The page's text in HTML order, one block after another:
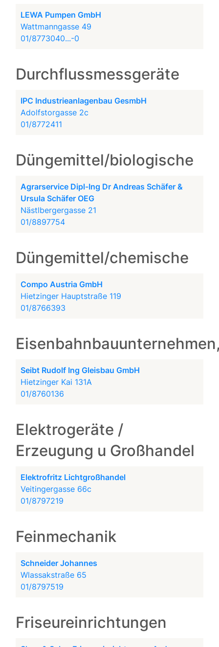
LEWA Pumpen GmbH
Wattmanngasse 49
01/8773040...-0
Durchflussmessgeräte
IPC Industrieanlagenbau GesmbH
Adolfstorgasse 2c
01/8772411
Düngemittel/biologische
Agrarservice Dipl-Ing Dr Andreas Schäfer &
Ursula Schäfer OEG
Nästlbergergasse 21
01/8897754
Düngemittel/chemische
Compo Austria GmbH
Hietzinger Hauptstraße 119
01/8766393
Seibt Rudolf Ing Gleisbau GmbH
Hietzinger Kai 131A
01/8760136
Elektrogeräte /
Erzeugung u Großhandel
Elektrofritz Lichtgroßhandel
Veitingergasse 66c
01/8797219
Feinmechanik
Schneider Johannes
Wlassakstraße 65
01/8797519
Friseureinrichtungen